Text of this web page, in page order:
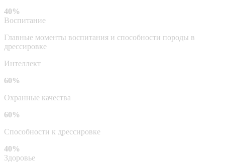
40%
Воспитание
Главные моменты воспитания и способности породы в
дрессировке
Интеллект
60%
Охранные качества
60%
Способности к дрессировке
40%
Здоровье